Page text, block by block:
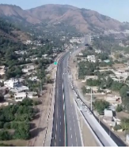
天津 河北
吉林 上海
安徽 福建
河南 湖北
广西 海南